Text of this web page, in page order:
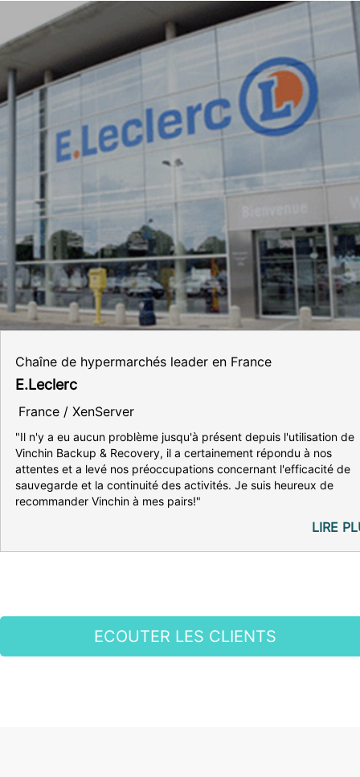
Chaîne de hypermarchés leader en France
E.Leclerc
France / XenServer
"Il n'y a eu aucun problème jusqu'à présent depuis l'utilisation de
Vinchin Backup & Recovery, il a certainement répondu à nos
attentes et a levé nos préoccupations concernant l'efficacité de
sauvegarde et la continuité des activités. Je suis heureux de
recommander Vinchin à mes pairs!"
LIRE
ECOUTER LES CLIENTS